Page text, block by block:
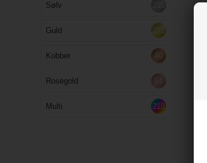
Sølv
Guld 223
Kobber 40
Rosegold
Multi 218